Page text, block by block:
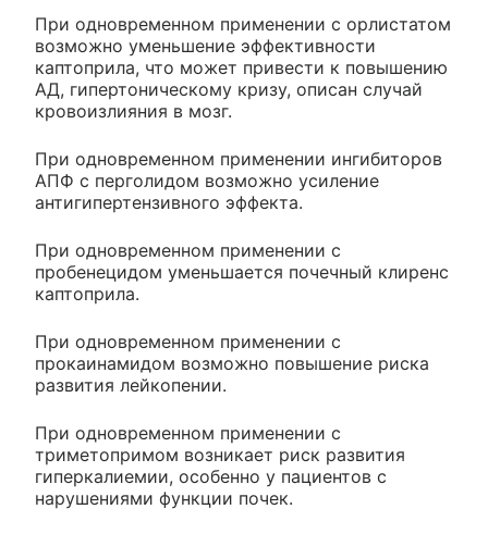
При одновременном применении с орлистатом
возможно уменьшение эффективности
каптоприла, что может привести к повышению
АД, гипертоническому кризу, описан случай
кровоизлияния в мозг.
При одновременном применении ингибиторов
АПФ с перголидом возможно усиление
антигипертензивного эффекта.
При одновременном применении с
пробенецидом уменьшается почечный клиренс
каптоприла.
При одновременном применении с
прокаинамидом возможно повышение риска
развития лейкопении.
При одновременном применении с
триметопримом возникает риск развития
гиперкалиемии, особенно у пациентов с
нарушениями функции почек.